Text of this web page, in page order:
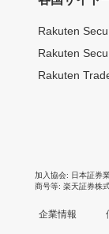
Rakuten
Rakuten
Rakuten
加入協会 日本証券
商号等 楽天証券株
企業情報